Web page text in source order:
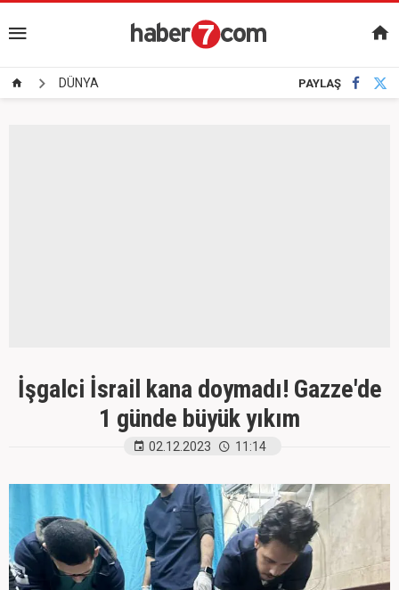
DÜNYA PAYLAŞ
İşgalci İsrail kana doymadı! Gazze'de
1 günde büyük yıkım
02.12.2023 11:14